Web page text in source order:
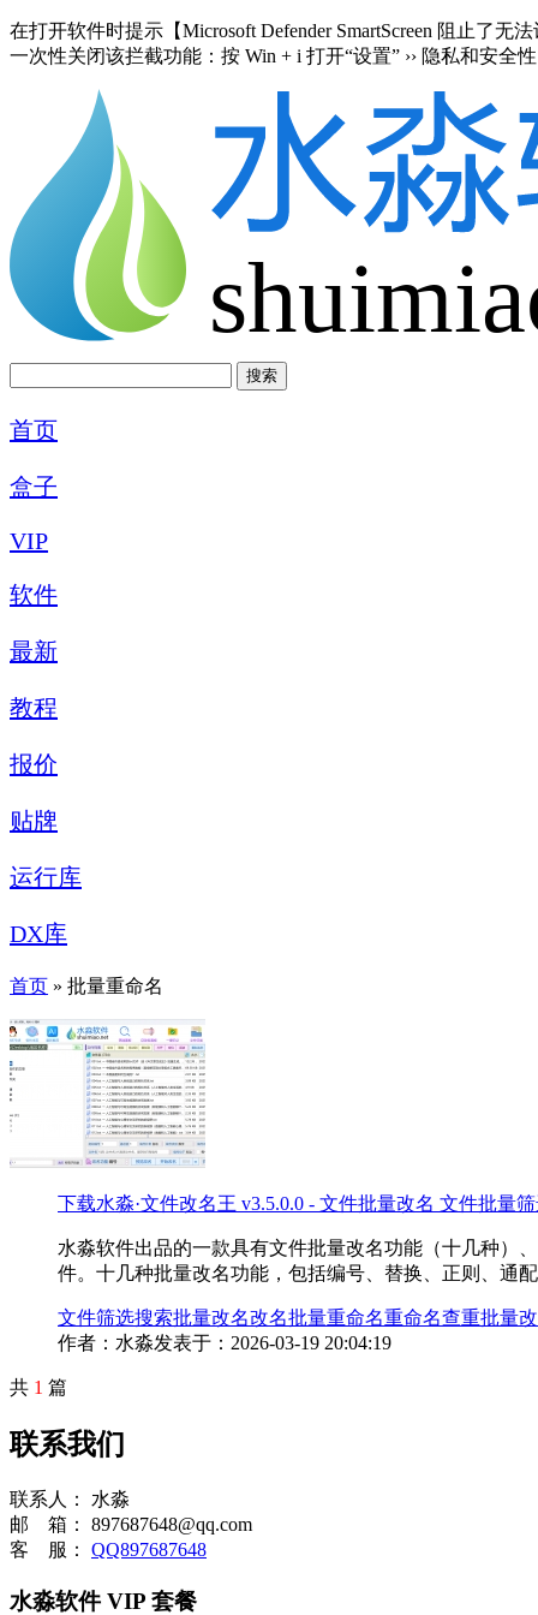
在打开软件时提示【Microsoft Defender SmartScreen 阻止了
一次性关闭该拦截功能：按 Win + i 打开“设置” ›› 隐私和安全
首页
盒子
VIP
软件
最新
教程
报价
贴牌
运行库
DX库
首页 » 批量重命名
下载水淼·文件改名王 v3.5.0.0 - 文件批量改名 文件批量
水淼软件出品的一款具有文件批量改名功能（十几种）
件。十几种批量改名功能，包括编号、替换、正则、通
文件筛选搜索批量改名改名批量重命名重命名查重批量
作者：水淼发表于：2026-03-19 20:04:19
共 1 篇
联系我们
联系人：
水淼
邮 箱：
897687648@qq.com
客 服：
QQ897687648
水淼软件 VIP 套餐